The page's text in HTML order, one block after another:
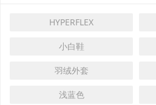
HYPERFLEX
小白鞋
羽绒外套
浅蓝色